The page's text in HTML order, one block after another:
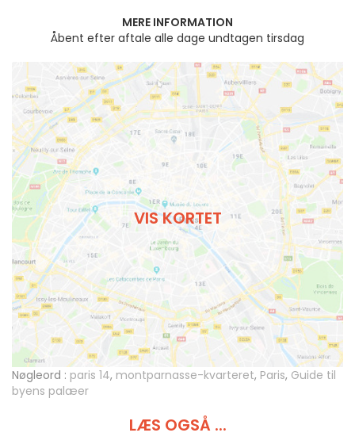
MERE INFORMATION
Åbent efter aftale alle dage undtagen tirsdag
VIS KORTET
Nøgleord : paris 14, montparnasse-kvarteret, Paris, Guide til
byens palæer
LÆS OGSÅ ...